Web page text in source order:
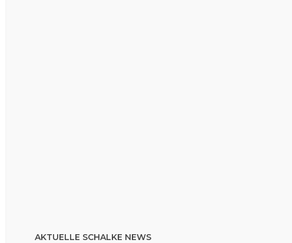
AKTUELLE SCHALKE NEWS